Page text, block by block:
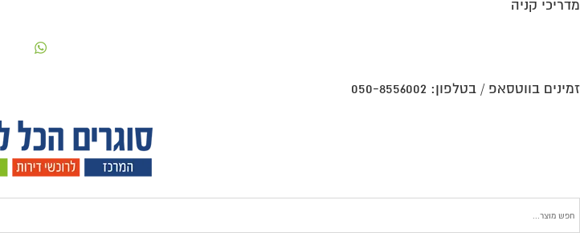
מדריכי קניה
זמינים בווטסאפ / בטלפון: 050-8556002